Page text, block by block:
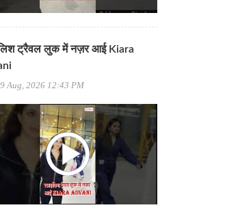
ट्रैवल लुक में नज़र आई Kiara
Aug, 2026 12:43 PM